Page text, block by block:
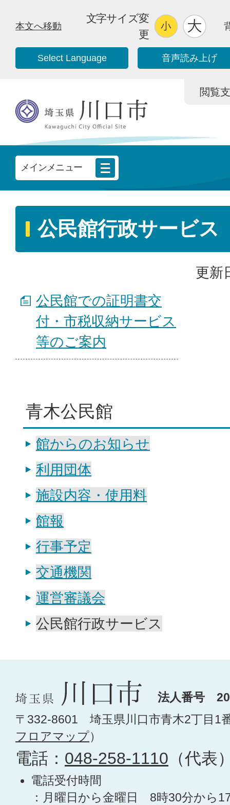
本文へ移動
文字サイズ変
更
Select Language 音声読み上げ
閲覧
メインメニュー
公民館行政サービス
更新
公民館での証明書交
付・市税収納サービス
等のご案内
青木公民館
館からのお知らせ
利用団体
施設内容・使用料
館報
行事予定
交通機関
運営審議会
公民館行政サービス
法人番号
〒332-8601 埼玉県川口市青木2丁目1
フロアマップ）
電話： 048-258-1110 （代表
電話受付時間
：月曜日から金曜日 8時30分から